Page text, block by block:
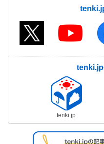
tenki.jp
tenki.jp